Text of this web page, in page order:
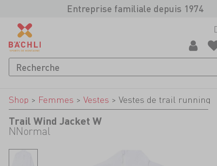
Entreprise familiale depuis 1974
Shop > Femmes > Vestes > Vestes de trail running
Trail Wind Jacket W
NNormal